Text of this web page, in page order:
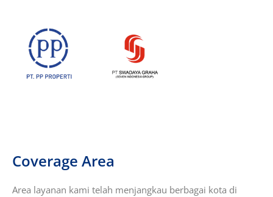
Coverage Area
Area layanan kami telah menjangkau berbagai kota di